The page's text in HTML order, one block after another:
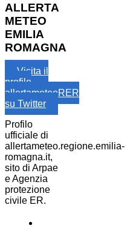
ALLERTA
METEO
EMILIA
ROMAGNA
Visita il
profilo
allertameteoRER
su Twitter
Profilo
ufficiale di
allertameteo.regione.emilia-
romagna.it,
sito di Arpae
e Agenzia
protezione
civile ER.